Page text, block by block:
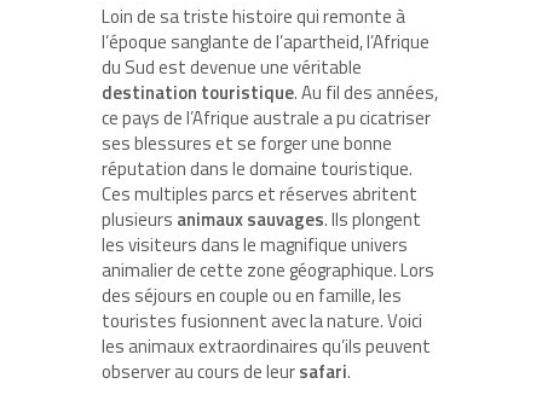
Loin de sa triste histoire qui remonte à
l’époque sanglante de l’apartheid, l’Afrique
du Sud est devenue une véritable
destination touristique. Au fil des années,
ce pays de l’Afrique australe a pu cicatriser
ses blessures et se forger une bonne
réputation dans le domaine touristique.
Ces multiples parcs et réserves abritent
plusieurs animaux sauvages. Ils plongent
les visiteurs dans le magnifique univers
animalier de cette zone géographique. Lors
des séjours en couple ou en famille, les
touristes fusionnent avec la nature. Voici
les animaux extraordinaires qu’ils peuvent
observer au cours de leursafari.